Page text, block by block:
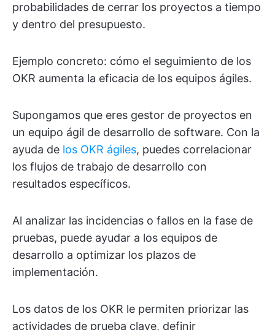
probabilidades de cerrar los proyectos a tiempo
y dentro del presupuesto.
Ejemplo concreto: cómo el seguimiento de los
OKR aumenta la eficacia de los equipos ágiles.
Supongamos que eres gestor de proyectos en
un equipo ágil de desarrollo de software. Con la
ayuda de los OKR ágiles, puedes correlacionar
los flujos de trabajo de desarrollo con
resultados específicos.
Al analizar las incidencias o fallos en la fase de
pruebas, puede ayudar a los equipos de
desarrollo a optimizar los plazos de
implementación.
Los datos de los OKR le permiten priorizar las
actividades de prueba clave, definir